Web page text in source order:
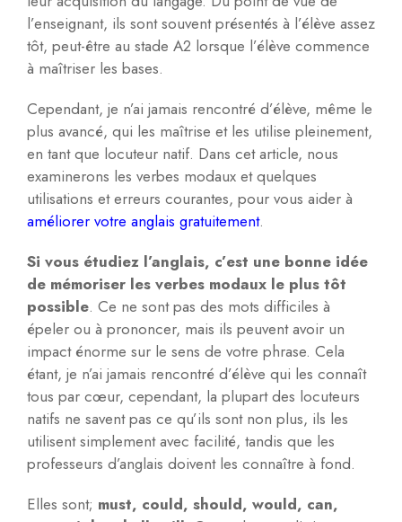
l’enseignant, ils sont souvent présentés à l’élève assez
tôt, peut-être au stade A2 lorsque l’élève commence
à maîtriser les bases.
Cependant, je n’ai jamais rencontré d’élève, même le
plus avancé, qui les maîtrise et les utilise pleinement,
en tant que locuteur natif. Dans cet article, nous
examinerons les verbes modaux et quelques
utilisations et erreurs courantes, pour vous aider à
améliorer votre anglais gratuitement.
Si vous étudiez l’anglais, c’est une bonne idée
de mémoriser les verbes modaux le plus tôt
possible. Ce ne sont pas des mots difficiles à
épeler ou à prononcer, mais ils peuvent avoir un
impact énorme sur le sens de votre phrase. Cela
étant, je n’ai jamais rencontré d’élève qui les connaît
tous par cœur, cependant, la plupart des locuteurs
natifs ne savent pas ce qu’ils sont non plus, ils les
utilisent simplement avec facilité, tandis que les
professeurs d’anglais doivent les connaître à fond.
Elles sont; must, could, should, would, can,